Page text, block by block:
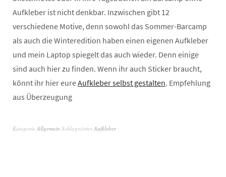
Aufkleber ist nicht denkbar. Inzwischen gibt 12
verschiedene Motive, denn sowohl das Sommer-Barcamp
als auch die Winteredition haben einen eigenen Aufkleber
und mein Laptop spiegelt das auch wieder. Denn einige
sind auch hier zu finden. Wenn ihr auch Sticker braucht,
könnt ihr hier eureAufkleber selbst gestalten. Empfehlung
aus Überzeugung
Kategorie Allgemein SchlagwörterAufkleber